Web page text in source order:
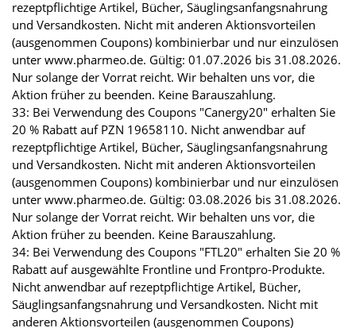
rezeptpflichtige Artikel, Bücher, Säuglingsanfangsnahrung
und Versandkosten. Nicht mit anderen Aktionsvorteilen
(ausgenommen Coupons) kombinierbar und nur einzulösen
unter www.pharmeo.de. Gültig: 01.07.2026 bis 31.08.2026.
Nur solange der Vorrat reicht. Wir behalten uns vor, die
Aktion früher zu beenden. Keine Barauszahlung.
33: Bei Verwendung des Coupons "Canergy20" erhalten Sie
20 % Rabatt auf PZN 19658110. Nicht anwendbar auf
rezeptpflichtige Artikel, Bücher, Säuglingsanfangsnahrung
und Versandkosten. Nicht mit anderen Aktionsvorteilen
(ausgenommen Coupons) kombinierbar und nur einzulösen
unter www.pharmeo.de. Gültig: 03.08.2026 bis 31.08.2026.
Nur solange der Vorrat reicht. Wir behalten uns vor, die
Aktion früher zu beenden. Keine Barauszahlung.
34: Bei Verwendung des Coupons "FTL20" erhalten Sie 20 %
Rabatt auf ausgewählte Frontline und Frontpro-Produkte.
Nicht anwendbar auf rezeptpflichtige Artikel, Bücher,
Säuglingsanfangsnahrung und Versandkosten. Nicht mit
anderen Aktionsvorteilen (ausgenommen Coupons)